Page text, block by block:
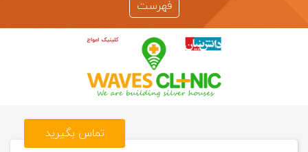
فهرست
تماس بگیرید